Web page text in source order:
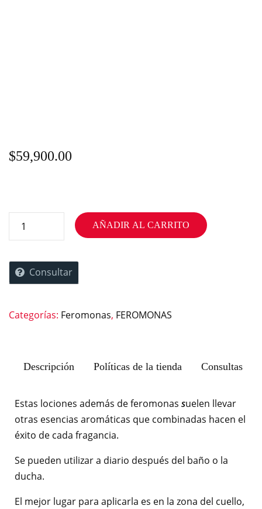
$59,900.00
AÑADIR AL CARRITO
Consultar
Categorías: Feromonas, FEROMONAS
Descripción Políticas de la tienda Consultas
Estas lociones además de feromonas suelen llevar
otras esencias aromáticas que combinadas hacen el
éxito de cada fragancia.
Se pueden utilizar a diario después del baño o la
ducha.
El mejor lugar para aplicarla es en la zona del cuello,